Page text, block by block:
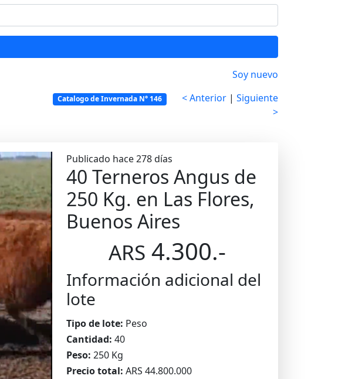
Soy nuevo
Catalogo de Invernada N° 146 < Anterior | Siguiente
>
Publicado hace 278 días
40 Terneros Angus de
250 Kg. en Las Flores,
Buenos Aires
ARS 4.300.-
Información adicional del
lote
Tipo de lote: Peso
Cantidad: 40
Peso: 250 Kg
Precio total: ARS 44.800.000